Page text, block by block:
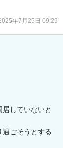
年7月25日 09:29
していないと
ごそうとする